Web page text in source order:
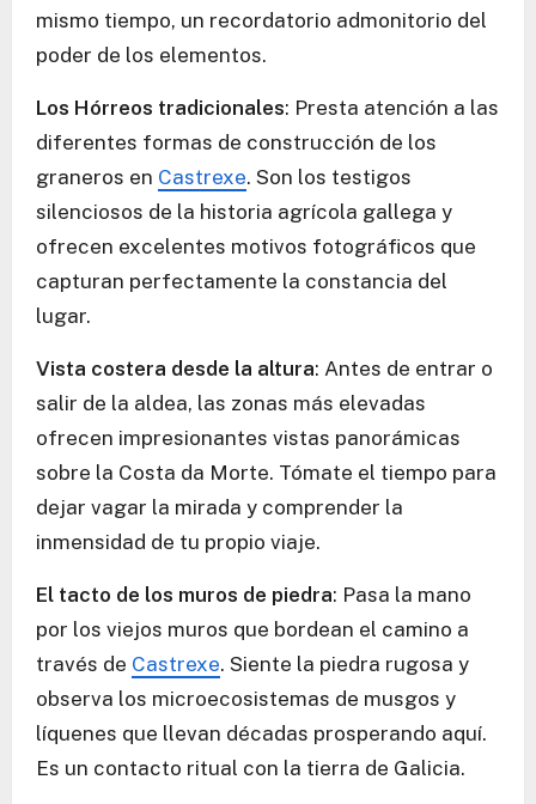
mismo tiempo, un recordatorio admonitorio del
poder de los elementos.
Los Hórreos tradicionales: Presta atención a las
diferentes formas de construcción de los
graneros en Castrexe. Son los testigos
silenciosos de la historia agrícola gallega y
ofrecen excelentes motivos fotográficos que
capturan perfectamente la constancia del
lugar.
Vista costera desde la altura: Antes de entrar o
salir de la aldea, las zonas más elevadas
ofrecen impresionantes vistas panorámicas
sobre la Costa da Morte. Tómate el tiempo para
dejar vagar la mirada y comprender la
inmensidad de tu propio viaje.
El tacto de los muros de piedra: Pasa la mano
por los viejos muros que bordean el camino a
través de Castrexe. Siente la piedra rugosa y
observa los microecosistemas de musgos y
líquenes que llevan décadas prosperando aquí.
Es un contacto ritual con la tierra de Galicia.